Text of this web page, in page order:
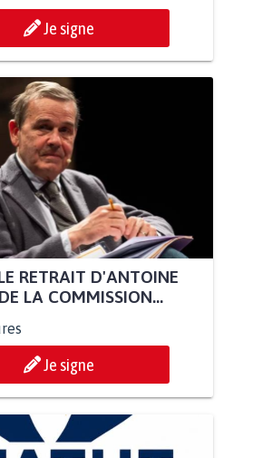
Je signe
RETRAIT D'ANTOINE
LA COMMISSION...
Je signe